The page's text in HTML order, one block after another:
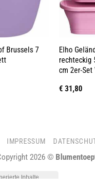
Brussels 7
Elho
rechteckig
cm 2er-
€31,80
IMPRESSUM
2026 ©